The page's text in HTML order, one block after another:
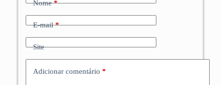
Nome*
E-mail*
Site
Adicionar comentário *